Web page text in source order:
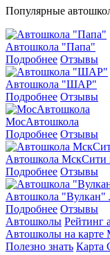
Популярные
Автошкола "Папа"
Подробнее Отзывы
Автошкола "ШАР"
Подробнее Отзывы
МосАвтошкола
Подробнее Отзывы
Автошкола МскСити
Подробнее Отзывы
Автошкола "Вулкан"
Подробнее Отзывы
Автошколы Рейтинг
Автошколы на карте
Полезно знать Карта